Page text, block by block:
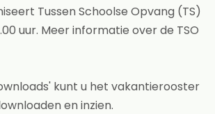
Tussen Schoolse Opvang (TS)
uur. Meer informatie over de TSO
kunt u het vakantierooster
en inzien.